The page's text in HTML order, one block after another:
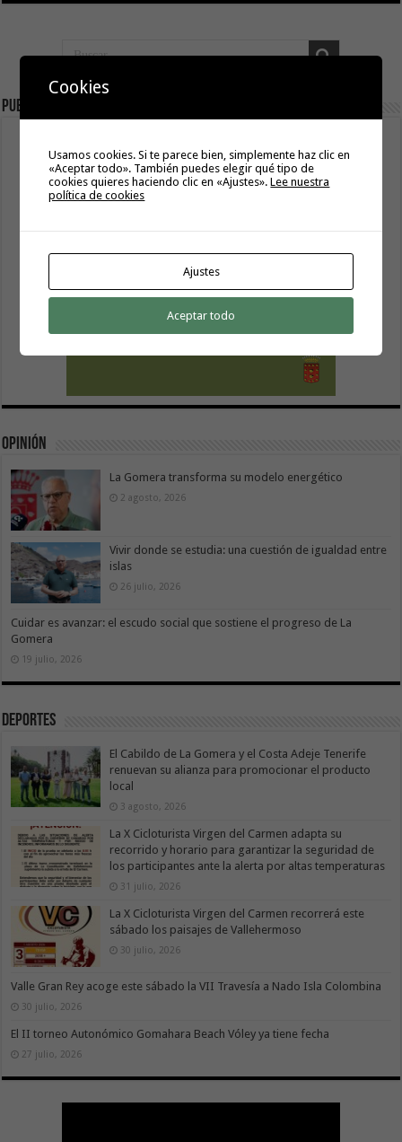
Publicidad
Opinión
La Gomera transforma su modelo energético
2 agosto, 2026
Vivir donde se estudia: una cuestión de igualdad entre
islas
26 julio, 2026
Cuidar es avanzar: el escudo social que sostiene el progreso de La
Gomera
19 julio, 2026
Deportes
El Cabildo de La Gomera y el Costa Adeje Tenerife
renuevan su alianza para promocionar el producto
local
3 agosto, 2026
La X Cicloturista Virgen del Carmen adapta su
recorrido y horario para garantizar la seguridad de
los participantes ante la alerta por altas temperaturas
31 julio, 2026
La X Cicloturista Virgen del Carmen recorrerá este
sábado los paisajes de Vallehermoso
30 julio, 2026
Valle Gran Rey acoge este sábado la VII Travesía a Nado Isla Colombina
30 julio, 2026
El II torneo Autonómico Gomahara Beach Vóley ya tiene fecha
27 julio, 2026
Cookies
Usamos cookies. Si te parece bien, simplemente haz clic en
«Aceptar todo». También puedes elegir qué tipo de
cookies quieres haciendo clic en «Ajustes».Lee nuestra
política de cookies
Ajustes
Aceptar todo